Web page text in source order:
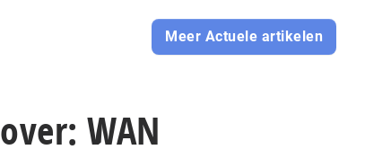
Meer Actuele artikelen
WAN